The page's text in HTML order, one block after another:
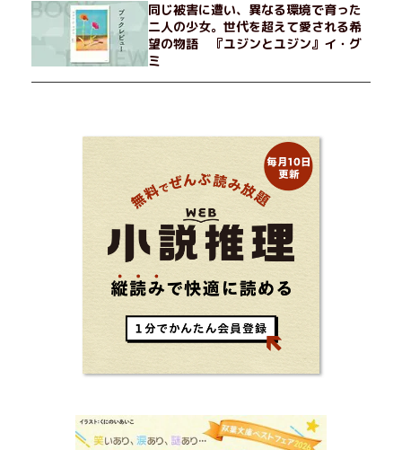
同じ被害に遭い、異なる環境で育った
二人の少女。世代を超えて愛される希
望の物語 『ユジンとユジン』イ・グ
ミ